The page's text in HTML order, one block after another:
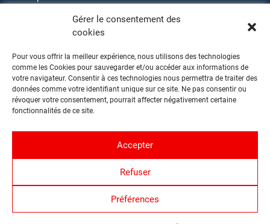
Gérer le consentement des
cookies
Pour vous offrir la meilleur expérience, nous utilisons des technologies
comme les Cookies pour sauvegarder et/ou accéder aux informations de
votre navigateur. Consentir à ces technologies nous permettra de traiter des
données comme votre identifiant unique sur ce site. Ne pas consentir ou
révoquer votre consentement, pourrait affecter négativement certaine
fonctionnalités de ce site.
Accepter
Refuser
Préférences
Culture
facebook
Contact
Proposer une contribution
Qui sommes-nous ?
Politique de confidentialité